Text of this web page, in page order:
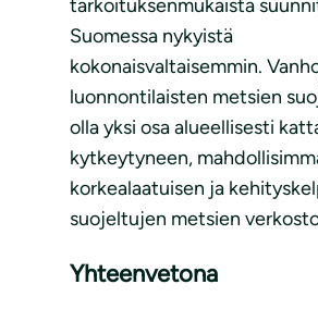
tarkoituksenmukaista
Suomessa nykyistä
kokonaisvaltaisemmin.
luonnontilaisten metsien
olla yksi osa alueellisesti
kytkeytyneen,
korkealaatuisen ja
suojeltujen metsien
Yhteenvetona